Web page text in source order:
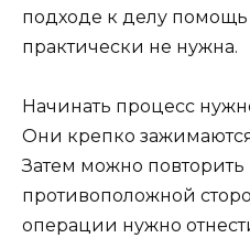
подходе к делу
практически не нужна.
Начинать процесс
Они крепко
Затем можно повторить
противоположной
операции нужно